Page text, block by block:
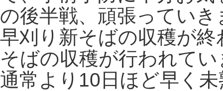
の後半戦、頑張ってい
早刈り新そばの収穫が
そばの収穫が行われて
通常より10日ほど早く